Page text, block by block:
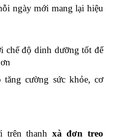
ngày mới mang lại hiệu
chế độ dinh dưỡng tốt để
cường sức khỏe, cơ
trên thanh xà đơn treo